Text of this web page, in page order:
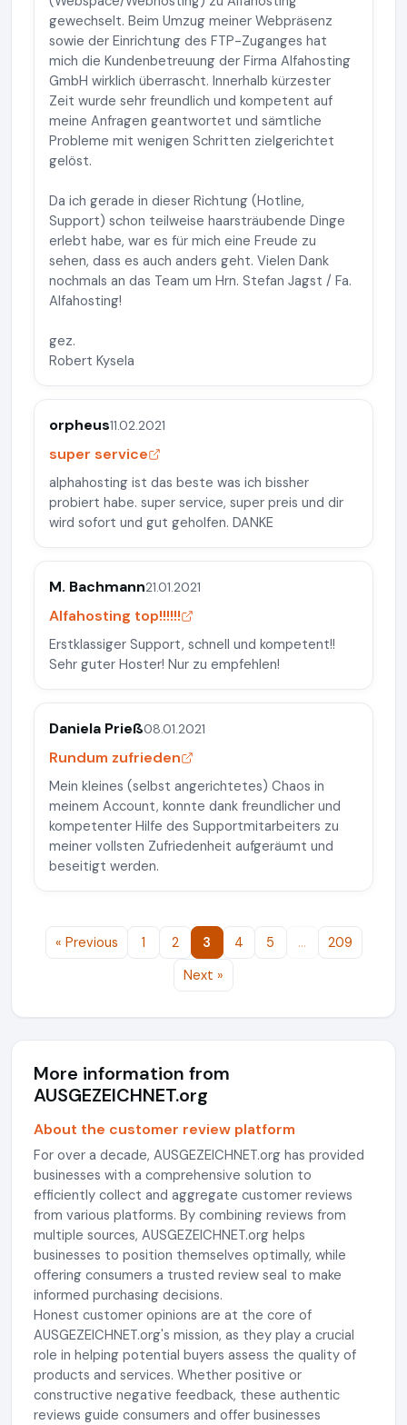
gewechselt. Beim Umzug meiner Webpräsenz
sowie der Einrichtung des FTP-Zuganges hat
mich die Kundenbetreuung der Firma Alfahosting
GmbH wirklich überrascht. Innerhalb kürzester
Zeit wurde sehr freundlich und kompetent auf
meine Anfragen geantwortet und sämtliche
Probleme mit wenigen Schritten zielgerichtet
gelöst.
Da ich gerade in dieser Richtung (Hotline,
Support) schon teilweise haarsträubende Dinge
erlebt habe, war es für mich eine Freude zu
sehen, dass es auch anders geht. Vielen Dank
nochmals an das Team um Hrn. Stefan Jagst / Fa.
Alfahosting!
gez.
Robert Kysela
orpheus11.02.2021
super service
alphahosting ist das beste was ich bissher
probiert habe. super service, super preis und dir
wird sofort und gut geholfen. DANKE
M. Bachmann21.01.2021
Alfahosting top!!!!!!
Erstklassiger Support, schnell und kompetent!!
Sehr guter Hoster! Nur zu empfehlen!
Daniela Prieß08.01.2021
Rundum zufrieden
Mein kleines (selbst angerichtetes) Chaos in
meinem Account, konnte dank freundlicher und
kompetenter Hilfe des Supportmitarbeiters zu
meiner vollsten Zufriedenheit aufgeräumt und
beseitigt werden.
« Previous 1 2 3 4 5 …
209
Next »
More information from
AUSGEZEICHNET.org
About the customer review platform
For over a decade, AUSGEZEICHNET.org has provided
businesses with a comprehensive solution to
efficiently collect and aggregate customer reviews
from various platforms. By combining reviews from
multiple sources, AUSGEZEICHNET.org helps
businesses to position themselves optimally, while
offering consumers a trusted review seal to make
informed purchasing decisions.
Honest customer opinions are at the core of
AUSGEZEICHNET.org's mission, as they play a crucial
role in helping potential buyers assess the quality of
products and services. Whether positive or
constructive negative feedback, these authentic
reviews guide consumers and offer businesses